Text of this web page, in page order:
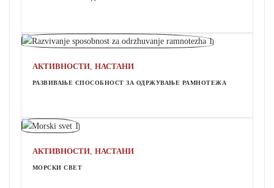
АКТИВНОСТИ, НАСТАНИ
РАЗВИВАЊЕ СПОСОБНОСТ ЗА ОДРЖУВАЊЕ РАМНОТЕЖА
АКТИВНОСТИ, НАСТАНИ
МОРСКИ СВЕТ